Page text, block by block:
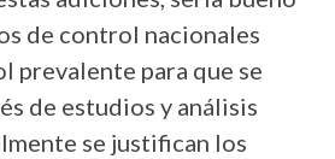
de control nacionales
prevalente para que se
de estudios y análisis
se justifican los